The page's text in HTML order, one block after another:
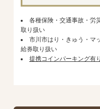
各種保険・交通事故・労
取り扱い
市川市はり・きゅう・マ
給券取り扱い
提携コインパーキング有り